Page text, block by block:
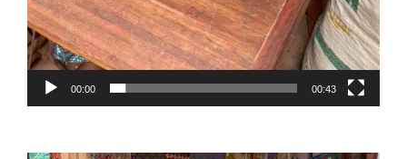
00:00 00:43